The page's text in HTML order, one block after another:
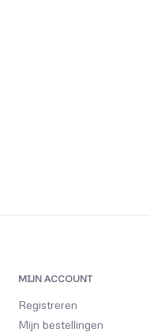
MIJN ACCOUNT
Registreren
Mijn bestellingen